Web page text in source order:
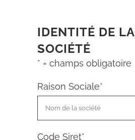
IDENTITÉ DE LA
SOCIÉTÉ
* = champs obligatoire
Raison Sociale*
Code Siret*